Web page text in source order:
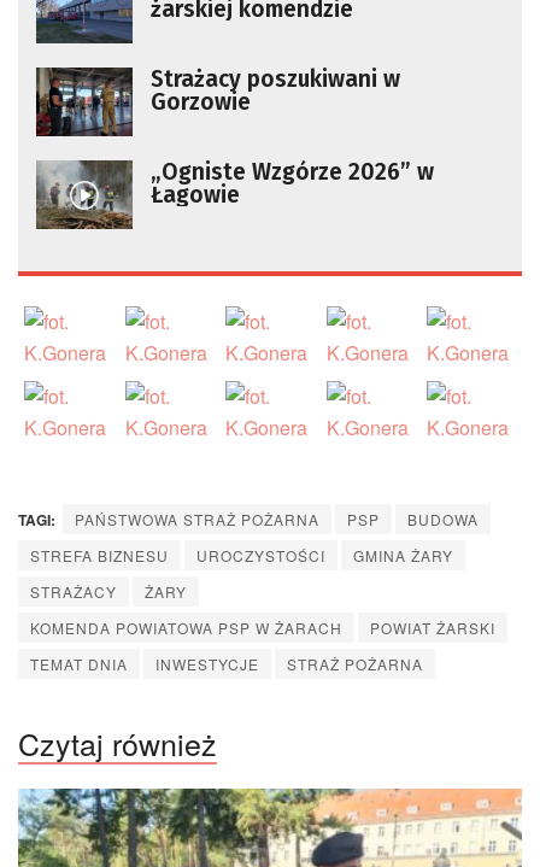
żarskiej komendzie
Strażacy poszukiwani w
Gorzowie
„Ogniste Wzgórze 2026” w
Łagowie
TAGI: PAŃSTWOWA STRAŻ POŻARNA PSP
BUDOWA
STREFA BIZNESU
UROCZYSTOŚCI
GMINA ŻARY
STRAŻACY
ŻARY
KOMENDA POWIATOWA PSP W ŻARACH
POWIAT ŻARSKI
TEMAT DNIA
INWESTYCJE STRAŻ POŻARNA
Czytaj również